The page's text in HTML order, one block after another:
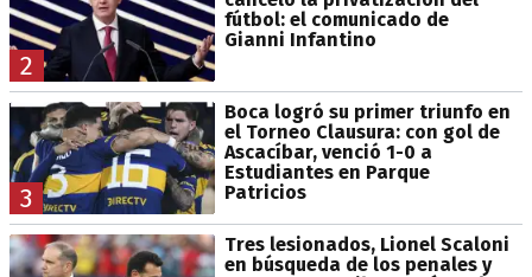
2
fútbol: el comunicado de
Gianni Infantino
3
Boca logró su primer triunfo en
el Torneo Clausura: con gol de
Ascacíbar, venció 1-0 a
Estudiantes en Parque
Patricios
Tres lesionados, Lionel Scaloni
en búsqueda de los penales y